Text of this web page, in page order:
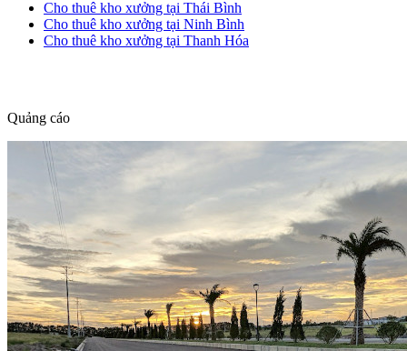
Cho thuê kho xưởng tại Thái Bình
Cho thuê kho xưởng tại Ninh Bình
Cho thuê kho xưởng tại Thanh Hóa
Quảng cáo